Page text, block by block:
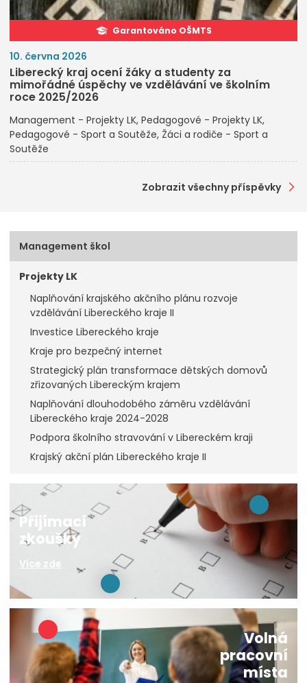
Garantováno OŠMTS
10. června 2026
Liberecký kraj ocení žáky a studenty za
mimořádné úspěchy ve vzdělávání ve školním
roce 2025/2026
Management - Projekty LK Pedagogové - Projekty LK
Pedagogové - Sport a Soutěže Žáci a rodiče - Sport a
Soutěže
Zobrazit všechny příspěvky
Management škol
Projekty LK
Naplňování krajského akčního plánu rozvoje
vzdělávání Libereckého kraje II
Investice Libereckého kraje
Kraje pro bezpečný internet
Strategický plán transformace dětských domovů
zřizovaných Libereckým krajem
Naplňování dlouhodobého záměru vzdělávání
Libereckého kraje 2024-2028
Podpora školního stravování v Libereckém kraji
Krajský akční plán Libereckého kraje II
Přijímací
zkoušky
Více zde
Volná
pracovní
místa